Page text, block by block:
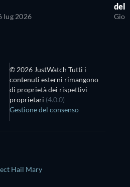
lug 2026
del
© 2026 JustWatch Tutti i
contenuti esterni rimangono
di proprietà dei rispettivi
proprietari (4.0.0)
Gestione del consenso
Hail Mary